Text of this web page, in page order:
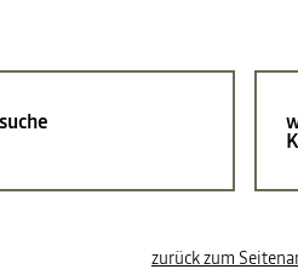
zurück zum